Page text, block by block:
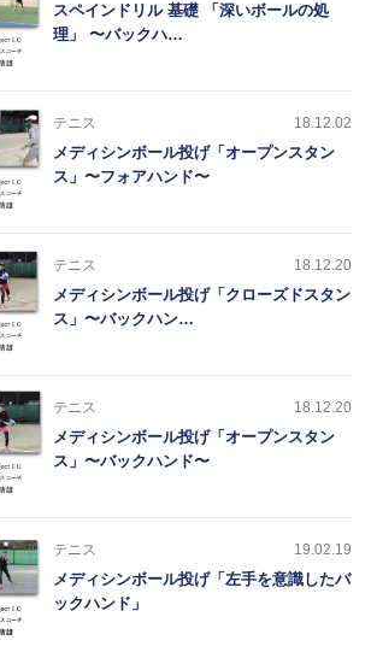
スペインドリル 基礎 「深いボールの処
理」 〜バックハ…
テニス 18.12.02
メディシンボール投げ「オープンスタン
ス」〜フォアハンド〜
テニス 18.12.20
メディシンボール投げ「クローズドスタン
ス」〜バックハン…
テニス 18.12.20
メディシンボール投げ「オープンスタン
ス」〜バックハンド〜
テニス 19.02.19
メディシンボール投げ「左手を意識したバ
ックハンド」